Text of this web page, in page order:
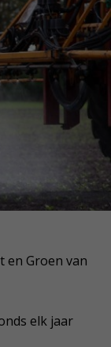
en Groen van
elk jaar